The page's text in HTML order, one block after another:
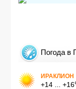
Погода в
ИРАКЛИОН
+14 ...